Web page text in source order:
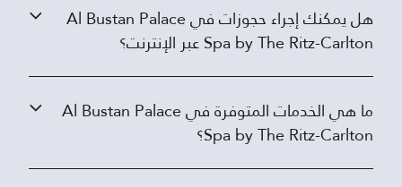
هل يمكنك إجراء حجوزات في Al Bustan Palace
Spa by The Ritz-Carlton عبر الإنترنت؟
ما هي الخدمات المتوفرة في Al Bustan Palace
Spa by The Ritz-Carlton؟